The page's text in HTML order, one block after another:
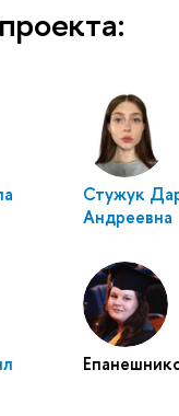
Стужук
Андреевна